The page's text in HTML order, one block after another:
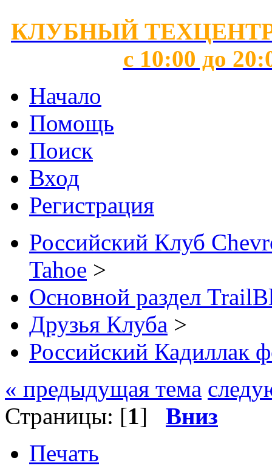
КЛУБНЫЙ
с 10:00 до
Начало
Помощь
Поиск
Вход
Регистрация
Российский Клуб
Tahoe >
Основной раздел
Друзья Клуба >
Российский Кадиллак
« предыдущая тема
Страницы: [1] Вниз
Печать